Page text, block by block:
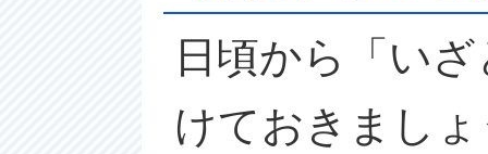
日頃から「い
けておきまし